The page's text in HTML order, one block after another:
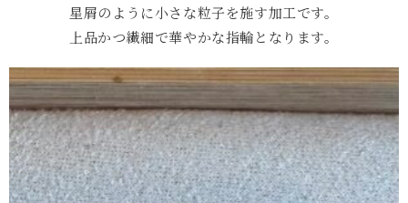
星屑のように小さな粒子を施す加工です。
上品かつ繊細で華やかな指輪となります。